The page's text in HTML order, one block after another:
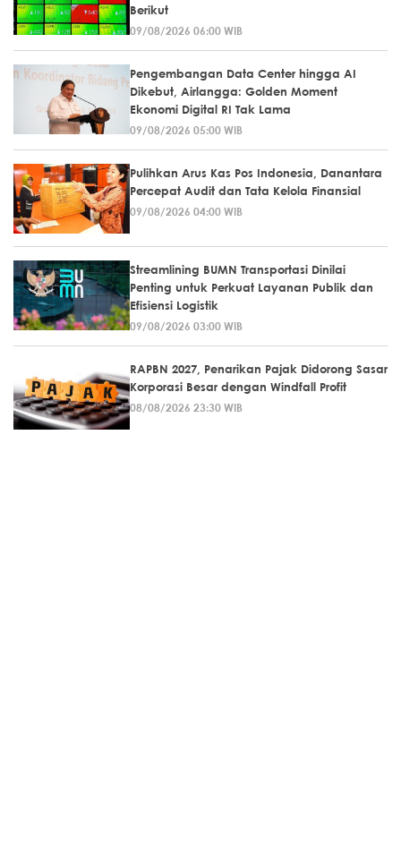
Berikut
09/08/2026 06:00 WIB
Pengembangan Data Center hingga AI
Dikebut, Airlangga: Golden Moment
Ekonomi Digital RI Tak Lama
09/08/2026 05:00 WIB
Pulihkan Arus Kas Pos Indonesia, Danantara
Percepat Audit dan Tata Kelola Finansial
09/08/2026 04:00 WIB
Streamlining BUMN Transportasi Dinilai
Penting untuk Perkuat Layanan Publik dan
Efisiensi Logistik
09/08/2026 03:00 WIB
RAPBN 2027, Penarikan Pajak Didorong Sasar
Korporasi Besar dengan Windfall Profit
08/08/2026 23:30 WIB